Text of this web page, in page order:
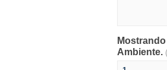
Ambiente.